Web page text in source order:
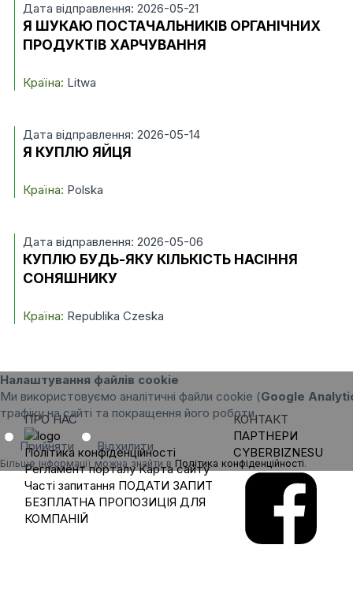
Дата відправлення: 2026-05-21
Я ШУКАЮ ПОСТАЧАЛЬНИКІВ ОРГАНІЧНИХ
ПРОДУКТІВ ХАРЧУВАННЯ
Країна: Litwa
Дата відправлення: 2026-05-14
Я КУПЛЮ ЯЙЦЯ
Країна: Polska
Дата відправлення: 2026-05-06
КУПЛЮ БУДЬ-ЯКУ КІЛЬКІСТЬ НАСІННЯ
СОНЯШНИКУ
Країна: Republika Czeska
Налаштування файлів cookie
Ми використовуємо аналітичні файли cookie (Google
трафіку на сайті та покращення його роботи.
Прийняти Відхилити
Більше інформації можна знайти в Політика конфіденційності.
ПРО НАС
Політика конфіденційності
Регламент порталу Карта сайту
Часті запитання ПОДАТИ ЗАПИТ
БЕЗПЛАТНА ПРОПОЗИЦІЯ ДЛЯ
КОМПАНІЙ
КОНТАКТ
ПАРТНЕРИ
CYBERBIZNESU